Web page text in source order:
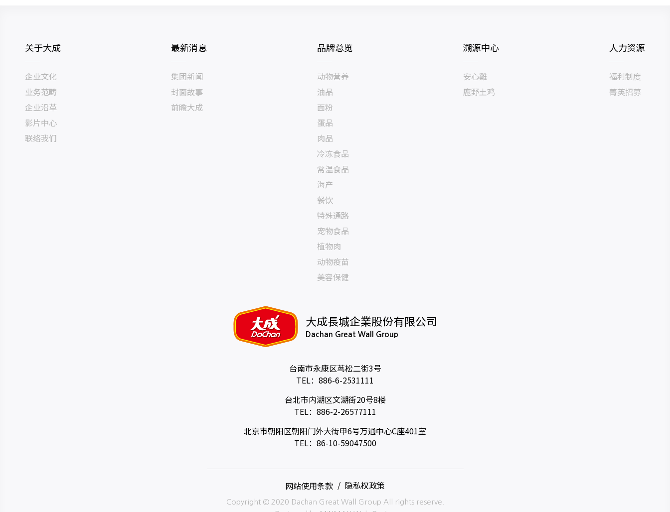
关于大成
企业文化
业务范畴
企业沿革
影片中心
联络我们
最新消息
集团新闻
封面故事
前瞻大成
品牌总览
动物营养
油品
面粉
蛋品
肉品
冷冻食品
常温食品
海产
餐饮
特殊通路
宠物食品
植物肉
动物疫苗
美容保健
溯源中心
安心雞
鹿野土鸡
人力资源
福利制度
菁英招募
大成長城企業股份有限公司
Dachan Great Wall Group
台南市永康区茑松二街3号
TEL： 886-6-2531111
台北市内湖区文湖街20号8楼
TEL： 886-2-26577111
北京市朝阳区朝阳门外大街甲6号万通中心C座401室
TEL： 86-10-59047500
网站使用条款 隐私权政策
Copyright © 2020 Dachan Great Wall Group All rights reserve.